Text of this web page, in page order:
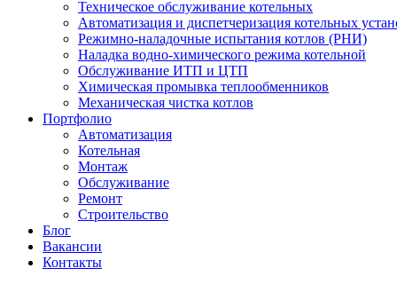
Техническое обслуживание котельных
Автоматизация и диспетчеризация котельных
Режимно-наладочные испытания котлов (РНИ)
Наладка водно-химического режима котельной
Обслуживание ИТП и ЦТП
Химическая промывка теплообменников
Механическая чистка котлов
Портфолио
Автоматизация
Котельная
Монтаж
Обслуживание
Ремонт
Строительство
Блог
Вакансии
Контакты